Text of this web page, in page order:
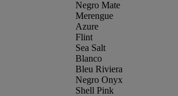
Negro Mate
Merengue
Azure
Flint
Sea Salt
Blanco
Bleu Riviera
Negro Onyx
Shell Pink